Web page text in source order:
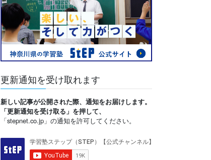
更新通知を受け取れます
新しい記事が公開された際、通知をお届けします。
「更新通知を受け取る」を押して、
「stepnet.co.jp」の通知を許可してください。